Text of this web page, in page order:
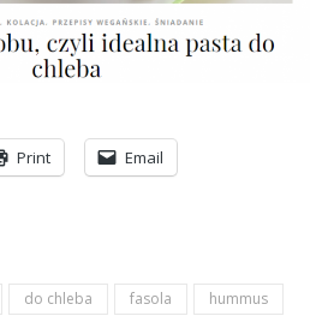
Print Email
do chleba fasola hummus